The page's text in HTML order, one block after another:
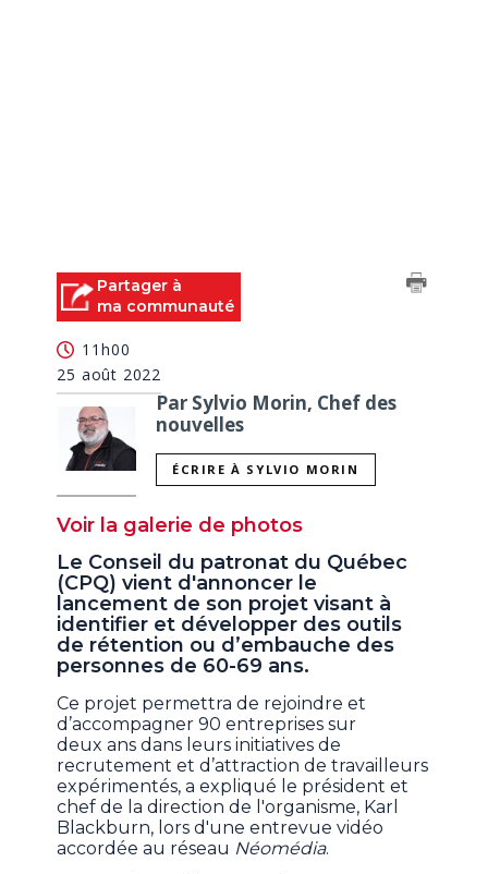
Partager à
ma communauté
11h00
25 août 2022
Par Sylvio Morin, Chef des
nouvelles
ÉCRIRE À SYLVIO MORIN
Voir la galerie de photos
Le Conseil du patronat du Québec
(CPQ) vient d'annoncer le
lancement de son projet visant à
identifier et développer des outils
de rétention ou d’embauche des
personnes de 60-69 ans.
Ce projet permettra de rejoindre et
d’accompagner 90 entreprises sur
deux ans dans leurs initiatives de
recrutement et d’attraction de travailleurs
expérimentés, a expliqué le président et
chef de la direction de l'organisme, Karl
Blackburn, lors d'une entrevue vidéo
accordée au réseau Néomédia.